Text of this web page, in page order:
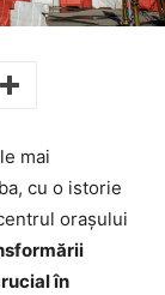
mai
cu o istorie
orașului
în